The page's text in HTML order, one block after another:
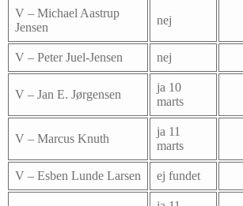
V – Michael Aastrup
Jensen
nej
V – Peter Juel-Jensen nej
V – Jan E. Jørgensen
ja 10
marts
V – Marcus Knuth
ja 11
marts
V – Esben Lunde Larsen ej fundet